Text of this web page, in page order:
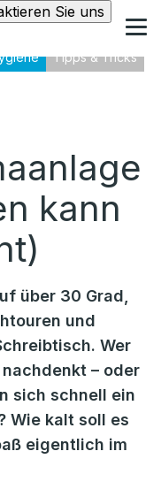
Sie uns
Tipps & Tricks
kann
über 30 Grad,
und
Wer
– oder
sich schnell ein
Wie kalt soll es
eigentlich im